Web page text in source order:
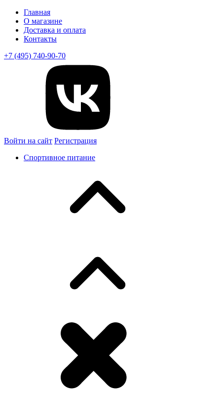
Главная
О магазине
Доставка и оплата
Контакты
+7 (495) 740-90-70
Войти на сайт Регистрация
Спортивное питание